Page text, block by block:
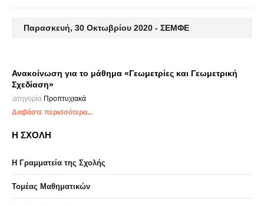
Παρασκευή, 30 Οκτωβρίου 2020 - ΣΕΜΦΕ
Ανακοίνωση για το μάθημα «Γεωμετρίες και Γεωμετρική
Σχεδίαση»
Κατηγορία Προπτυχιακά
Διαβάστε περισσότερα...
Η ΣΧΟΛΗ
Η Γραμματεία της Σχολής
Τομέας Μαθηματικών